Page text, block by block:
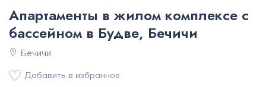
Апартаменты в жилом комплексе с
бассейном в Будве, Бечичи
Бечичи
Добавить в избранное